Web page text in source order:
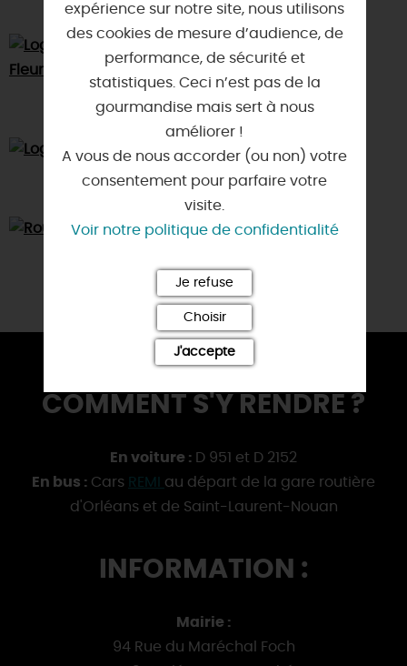
COMMENT S'Y RENDRE ?
En voiture : D 951 et D 2152
En bus : Cars REMI au départ de la gare routière
d'Orléans et de Saint-Laurent-Nouan
INFORMATION :
Mairie :
94 Rue du Maréchal Foch
expérience sur notre site, nous utilisons
des cookies de mesure d’audience, de
performance, de sécurité et
statistiques. Ceci n’est pas de la
gourmandise mais sert à nous
améliorer !
A vous de nous accorder (ou non) votre
consentement pour parfaire votre
visite.
Voir notre politique de confidentialité
Je refuse
Choisir
J'accepte